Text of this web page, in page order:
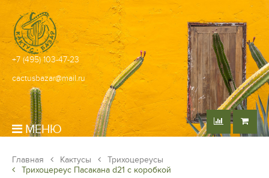
+7 (495) 103-47-23
cactusbazar@mail.ru
МЕНЮ
Главная Кактусы
Трихоцереусы
Трихоцереус Пасакана d21 с коробкой